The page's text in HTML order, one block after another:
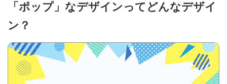
「ポップ」なデザインってどんなデザイ
ン？